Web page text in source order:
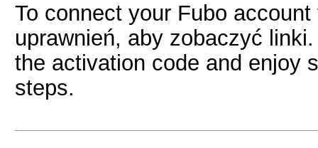
To connect your Fubo
uprawnień, aby zobaczyć
the activation code and enjoy
steps.